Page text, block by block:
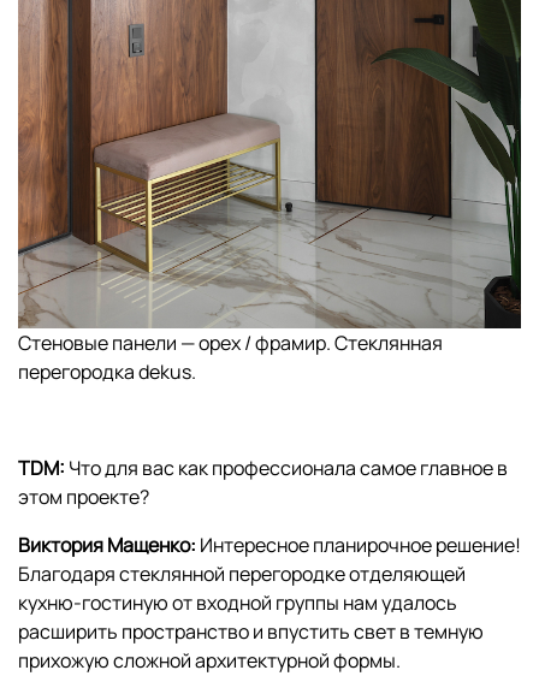
Стеновые панели — орех / фрамир. Стеклянная
перегородка dekus.
TDM: Что для вас как профессионала самое главное в
этом проекте?
Виктория Мащенко: Интересное планирочное решение!
Благодаря стеклянной перегородке отделяющей
кухню-гостиную от входной группы нам удалось
расширить пространство и впустить свет в темную
прихожую сложной архитектурной формы.